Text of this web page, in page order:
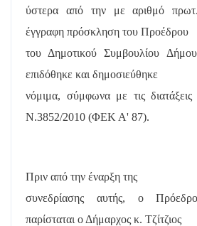
ύστερα από την με αριθμό
έγγραφη πρόσκληση του Προέδρου
του Δημοτικού Συμβουλίου
επιδόθηκε και δημοσιεύθηκε
νόμιμα, σύμφωνα με τις
Ν.3852/2010 (ΦΕΚ Α' 87).
Πριν από την έναρξη της
συνεδρίασης αυτής, ο
παρίσταται ο Δήμαρχος κ. Τζίτζιος